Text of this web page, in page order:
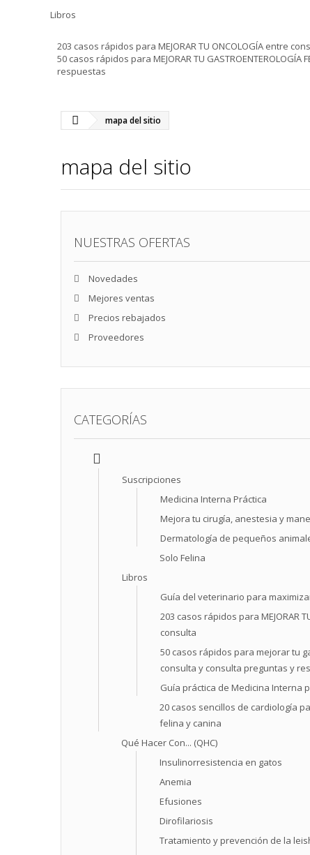
Libros
203 casos rápidos para MEJORAR TU ONCOLOGÍA entre
50 casos rápidos para MEJORAR TU
respuestas
mapa del sitio
mapa del sitio
NUESTRAS OFERTAS
Novedades
Mejores ventas
Precios rebajados
Proveedores
CATEGORÍAS
Suscripciones
Medicina Interna Práctica
Mejora tu cirugía, anestesia y
Dermatología de pequeños
Solo Felina
Libros
Guía del veterinario para
203 casos rápidos para MEJORAR
consulta
50 casos rápidos para mejorar tu
consulta y consulta preguntas y
Guía práctica de Medicina Interna
20 casos sencillos de cardiología
felina y canina
Qué Hacer Con... (QHC)
Insulinorresistencia en gatos
Anemia
Efusiones
Dirofilariosis
Tratamiento y prevención de la